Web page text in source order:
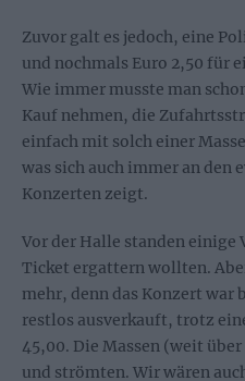
Zuvor galt es jedoch, eine
und nochmals Euro 2,50 für
Wie immer musste man
Kauf nehmen, die
einfach mit solch einer
was sich auch immer an den
Konzerten zeigt.
Vor der Halle standen
Ticket ergattern wollten.
mehr, denn das Konzert war
restlos ausverkauft, trotz
45,00. Die Massen (weit
und strömten. Wir wären